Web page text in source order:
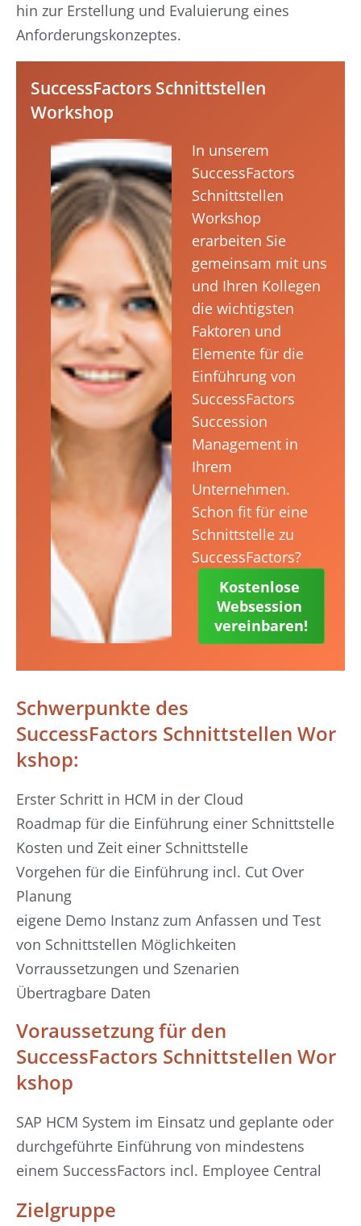
hin zur Erstellung und Evaluierung eines
Anforderungskonzeptes.
SuccessFactors Schnittstellen
Workshop
In unserem
SuccessFactors
Schnittstellen
Workshop
erarbeiten Sie
gemeinsam mit uns
und Ihren Kollegen
die wichtigsten
Faktoren und
Elemente für die
Einführung von
SuccessFactors
Succession
Management in
Ihrem
Unternehmen.
Schon fit für eine
Schnittstelle zu
SuccessFactors?
Kostenlose
Websession
vereinbaren!
Schwerpunkte des
SuccessFactors Schnittstellen Wor
kshop:
Erster Schritt in HCM in der Cloud
Roadmap für die Einführung einer Schnittstelle
Kosten und Zeit einer Schnittstelle
Vorgehen für die Einführung incl. Cut Over
Planung
eigene Demo Instanz zum Anfassen und Test
von Schnittstellen Möglichkeiten
Vorraussetzungen und Szenarien
Übertragbare Daten
Voraussetzung für den
SuccessFactors Schnittstellen Wor
kshop
SAP HCM System im Einsatz und geplante oder
durchgeführte Einführung von mindestens
einem SuccessFactors incl. Employee Central
Zielgruppe